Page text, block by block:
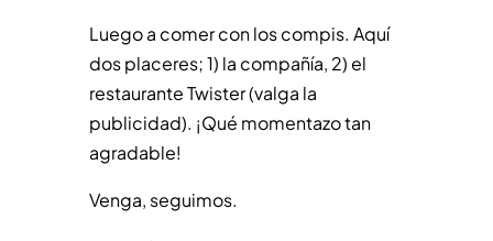
Luego a comer con los compis. Aquí
dos placeres; 1) la compañía, 2) el
restaurante Twister (valga la
publicidad). ¡Qué momentazo tan
agradable!
Venga, seguimos.